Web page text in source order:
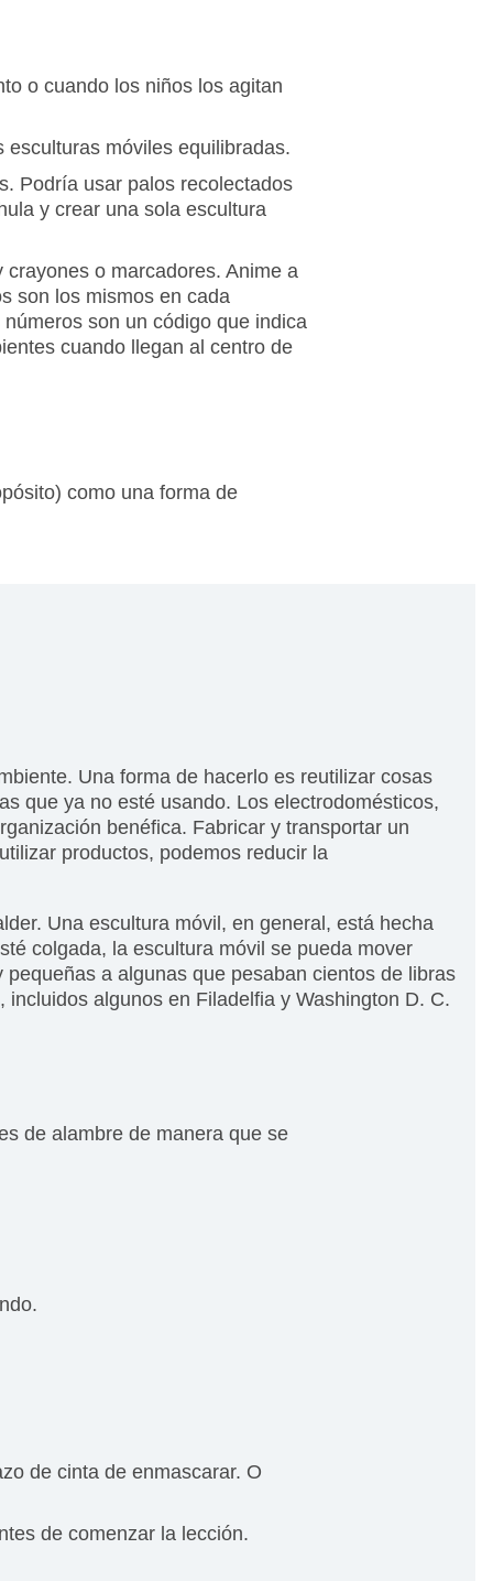
o cuando los niños los agitan
móviles equilibradas.
Podría usar palos recolectados
y crear una sola escultura
o marcadores. Anime a
son los mismos en cada
son un código que indica
cuando llegan al centro de
como una forma de
Una forma de hacerlo es reutilizar cosas
que ya no esté usando. Los electrodomésticos,
benéfica. Fabricar y transportar un
productos, podemos reducir la
Una escultura móvil, en general, está hecha
colgada, la escultura móvil se pueda mover
a algunas que pesaban cientos de libras
algunos en Filadelfia y Washington D. C.
de alambre de manera que se
de cinta de enmascarar. O
de comenzar la lección.